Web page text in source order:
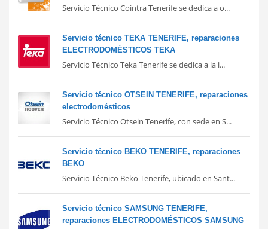
Servicio Técnico Cointra Tenerife se dedica a o...
Servicio técnico TEKA TENERIFE, reparaciones
ELECTRODOMÉSTICOS TEKA
Servicio Técnico Teka Tenerife se dedica a la i...
Servicio técnico OTSEIN TENERIFE, reparaciones
electrodomésticos
Servicio Técnico Otsein Tenerife, con sede en S...
Servicio técnico BEKO TENERIFE, reparaciones
BEKO
Servicio Técnico Beko Tenerife, ubicado en Sant...
Servicio técnico SAMSUNG TENERIFE,
reparaciones ELECTRODOMÉSTICOS SAMSUNG